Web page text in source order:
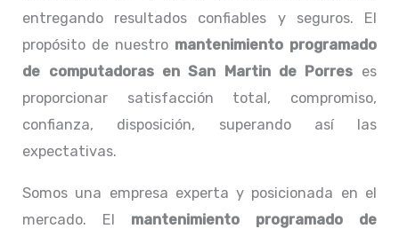
entregando resultados confiables y seguros. El
propósito de nuestro mantenimiento programado
de computadorasen San Martin de Porres es
proporcionar satisfacción total, compromiso,
confianza, disposición, superando así las
expectativas.
Somos una empresa experta y posicionada en el
mercado. El mantenimiento programado de